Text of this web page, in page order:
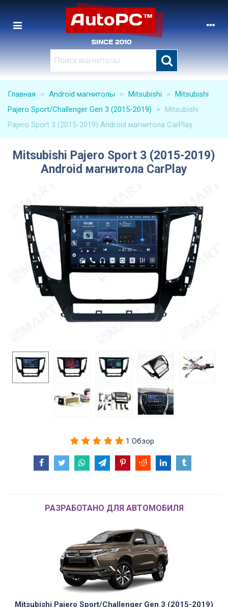
Главная > Android магнитолы > Mitsubishi > Mitsubishi
Pajero Sport/Challenger Gen 3 (2015-2019)
> Mitsubishi
Pajero Sport 3 (2015-2019) Android магнитола CarPlay
Mitsubishi Pajero Sport 3 (2015-2019)
Android магнитола CarPlay
1 Обзор
РАЗРАБОТАНО ДЛЯ АВТОМОБИЛЯ
Mitsubishi Pajero Sport/Challenger Gen 3 (2015-2019)